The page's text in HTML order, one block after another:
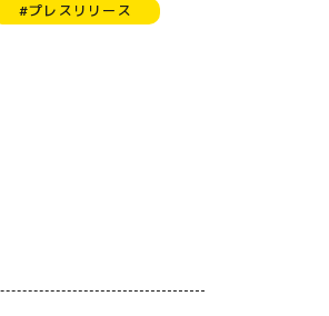
#プレスリリース